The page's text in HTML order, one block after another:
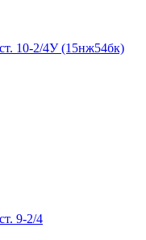
10-2/4У (15нж54бк)
9-2/4